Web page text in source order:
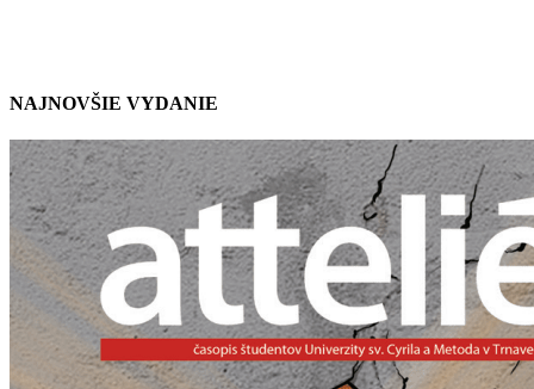
NAJNOVŠIE VYDANIE